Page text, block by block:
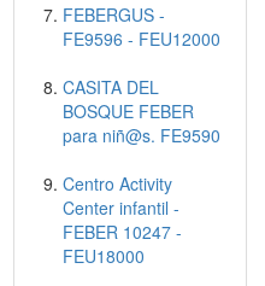
FEBERGUS -
FE9596 - FEU12000
CASITA DEL
BOSQUE FEBER
para niñ@s. FE9590
Centro Activity
Center infantil -
FEBER 10247 -
FEU18000